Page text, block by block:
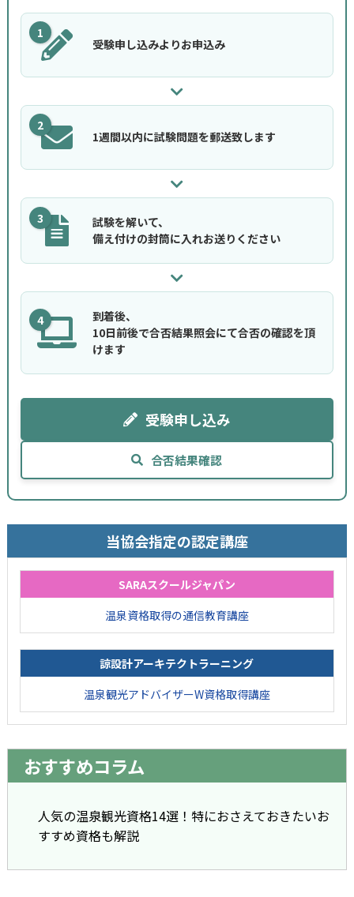
1
受験申し込みよりお申込み
2
1週間以内に試験問題を郵送致します
3
試験を解いて、
備え付けの封筒に入れお送りください
4
到着後、
10日前後で合否結果照会にて合否の確認を頂
けます
受験申し込み
合否結果確認
当協会指定の認定講座
SARAスクールジャパン
温泉資格取得の通信教育講座
諒設計アーキテクトラーニング
温泉観光アドバイザーW資格取得講座
おすすめコラム
人気の温泉観光資格14選！特におさえておきたいお
すすめ資格も解説